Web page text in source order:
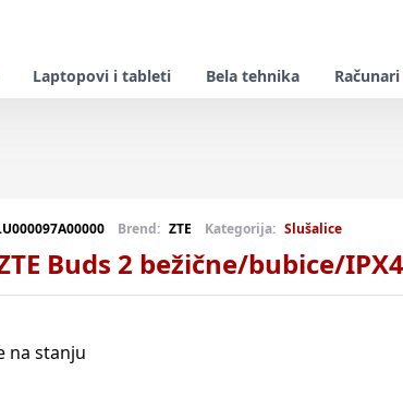
Laptopovi i tableti Bela tehnika
Brend: ZTE Kategorija: Slušalice
Buds 2 bežične/bubice/
na stanju